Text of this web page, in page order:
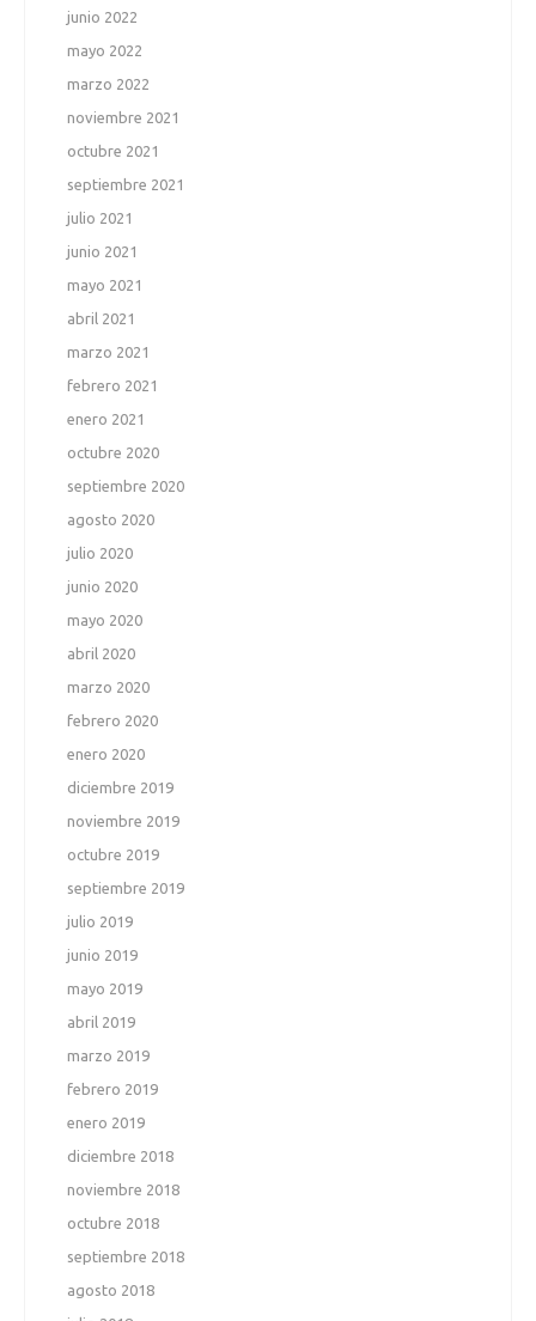
junio 2022
mayo 2022
marzo 2022
noviembre 2021
octubre 2021
septiembre 2021
julio 2021
junio 2021
mayo 2021
abril 2021
marzo 2021
febrero 2021
enero 2021
octubre 2020
septiembre 2020
agosto 2020
julio 2020
junio 2020
mayo 2020
abril 2020
marzo 2020
febrero 2020
enero 2020
diciembre 2019
noviembre 2019
octubre 2019
septiembre 2019
julio 2019
junio 2019
mayo 2019
abril 2019
marzo 2019
febrero 2019
enero 2019
diciembre 2018
noviembre 2018
octubre 2018
septiembre 2018
agosto 2018